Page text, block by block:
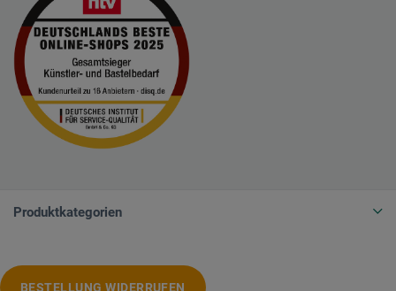
Produktkategorien
BESTELLUNG WIDERRUFEN